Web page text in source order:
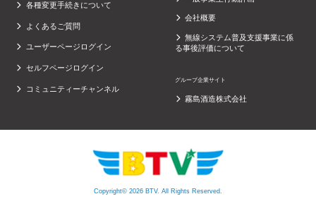
各種変更手続きについて
よくあるご質問
ユーザーページログイン
セルフページログイン
コミュニティーチャンネル
会社概要
無線システム普及支援事業に係
る事後評価について
グループ企業サイト
霧島酒造株式会社
Copyright© 2026 BTV. All Rights Reserved.